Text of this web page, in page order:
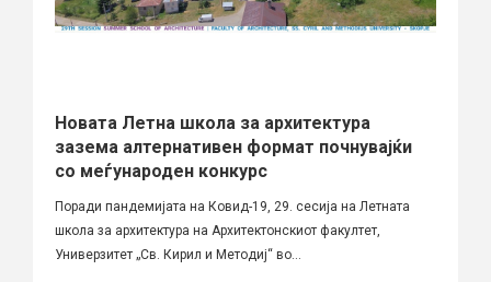
Новата Летна школа за архитектура
зазема алтернативен формат почнуваjќи
со меѓународен конкурс
Поради пандемијата на Ковид-19, 29. сесија на Летната
школа за архитектура на Архитектонскиот факултет,
Универзитет „Св. Кирил и Методиј“ во...